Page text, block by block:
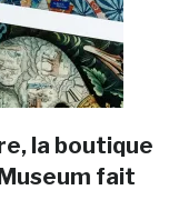
la boutique
fait